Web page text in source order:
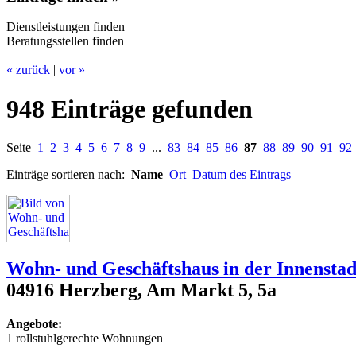
Dienstleistungen finden
Beratungsstellen finden
« zurück | vor »
948 Einträge gefunden
Seite 1 2 3 4 5 6 7 8 9 ... 83 84 85 86 87 88 89 90 91 92
Einträge sortieren nach: Name Ort Datum des Eintrags
Wohn- und Geschäftshaus in der
04916 Herzberg, Am Markt 5, 5a
Angebote:
1 rollstuhlgerechte Wohnungen